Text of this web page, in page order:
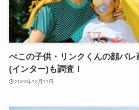
ぺこの子供・リンクくんの顔バ
(インター)も調査！
2023年12月11日